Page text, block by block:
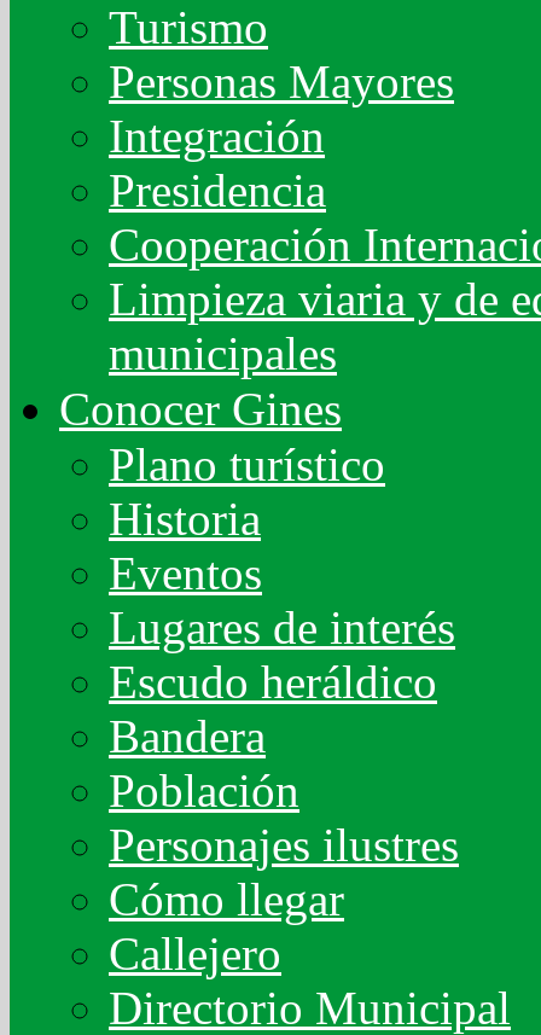
Turismo
Personas Mayores
Integración
Presidencia
Cooperación
Limpieza viaria y de
municipales
Conocer Gines
Plano turístico
Historia
Eventos
Lugares de interés
Escudo heráldico
Bandera
Población
Personajes ilustres
Cómo llegar
Callejero
Directorio Municipal